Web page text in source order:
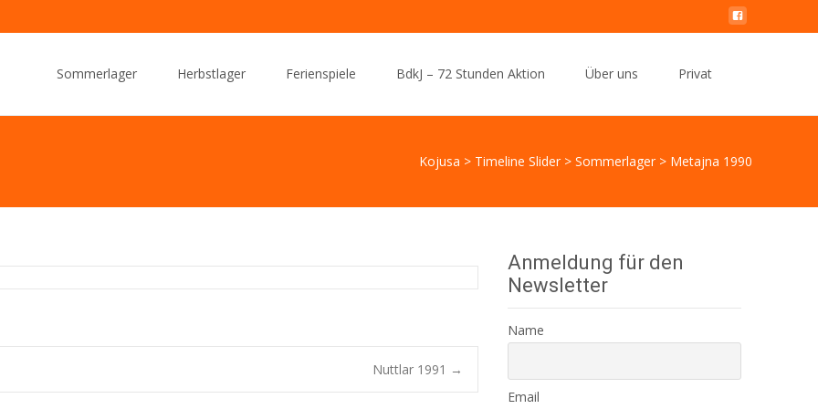
Sommerlager Herbstlager Ferienspiele BdkJ – 72 Stunden Aktion Über uns Privat
Kojusa > Timeline Slider > Sommerlager > Metajna 1990
Nuttlar 1991 →
Anmeldung für den
Newsletter
Name
Email